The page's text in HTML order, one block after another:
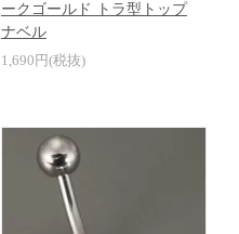
ークゴールド トラ型トップ
ナベル
1,690円(税抜)